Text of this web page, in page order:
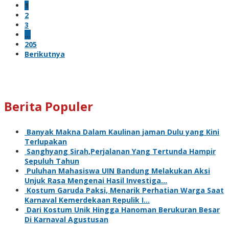
1
2
3
…
205
Berikutnya
Berita Populer
Banyak Makna Dalam Kaulinan jaman Dulu yang Kini
Terlupakan
Sanghyang Sirah,Perjalanan Yang Tertunda Hampir
Sepuluh Tahun
Puluhan Mahasiswa UIN Bandung Melakukan Aksi
Unjuk Rasa Mengenai Hasil Investiga…
Kostum Garuda Paksi, Menarik Perhatian Warga Saat
Karnaval Kemerdekaan Repulik I…
Dari Kostum Unik Hingga Hanoman Berukuran Besar
Di Karnaval Agustusan